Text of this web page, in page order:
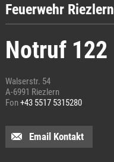
Feuerwehr Riezlern
Notruf 122
Walserstr. 54
A-6991 Riezlern
Fon+43 5517 5315280
Email Kontakt